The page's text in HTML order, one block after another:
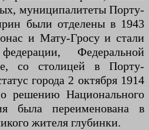
муниципалитеты Порту-
были отделены в 1943
и Мату-Гросу и стали
Федеральной
со столицей в Порту-
города 2 октября 1914
решению Национального
была переименована в
жителя глубинки.